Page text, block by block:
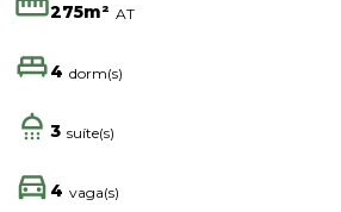
275m² AT
4 dorm(s)
3 suíte(s)
4 vaga(s)